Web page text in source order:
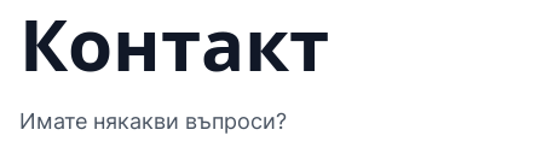
Контакт
Имате някакви въпроси?